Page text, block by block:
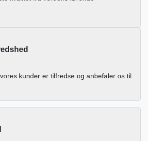
kunder er tilfredse og anbefaler os til